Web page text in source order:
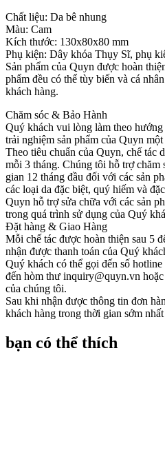
Chất liệu: Da bê nhung
Màu: Cam
Kích thước: 130x80x80 mm
Phụ kiện: Dây khóa Thụy Sĩ, phụ
Sản phẩm của Quyn được hoàn
phẩm đều có thể tùy biến và cá
khách hàng.
Chăm sóc & Bảo Hành
Quý khách vui lòng làm theo
trải nghiệm sản phẩm của Quyn một
Theo tiêu chuẩn của Quyn, chế tác
mỗi 3 tháng. Chúng tôi hỗ trợ chăm
gian 12 tháng đầu đối với các sản
các loại da đặc biệt, quý hiếm và
Quyn hỗ trợ sửa chữa với các sản
trong quá trình sử dụng của Quý
Đặt hàng & Giao Hàng
Mỗi chế tác được hoàn thiện sau 5
nhận được thanh toán của Quý
Quý khách có thể gọi đến số
đến hòm thư inquiry@quyn.vn
của chúng tôi.
Sau khi nhận được thông tin đơn
khách hàng trong thời gian sớm
bạn có thể thích